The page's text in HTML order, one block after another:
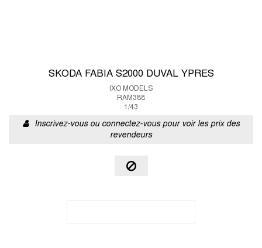
SKODA FABIA S2000 DUVAL YPRES
IXO MODELS
RAM388
1/43
Inscrivez-vous ou connectez-vous pour voir les prix des
revendeurs